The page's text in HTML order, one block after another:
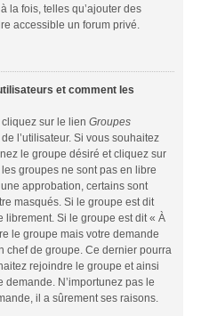
la fois, telles qu’ajouter des
accessible un forum privé.
et comment les
sur le lien Groupes
l’utilisateur. Si vous souhaitez
le groupe désiré et cliquez sur
groupes ne sont pas en libre
approbation, certains sont
masqués. Si le groupe est dit
librement. Si le groupe est dit « À
le groupe mais votre demande
chef de groupe. Ce dernier pourra
rejoindre le groupe et ainsi
demande. N’importunez pas le
il a sûrement ses raisons.